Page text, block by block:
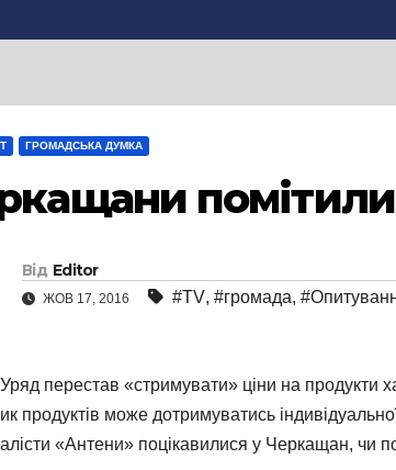
ГРОМАДСЬКА ДУМКА
Від Editor
ЖОВ 17, 2016 #TV, #громада,
перестав «стримувати» ціни на
продуктів може дотримуватись
«Антени» поцікавилися у Черкащан, чи